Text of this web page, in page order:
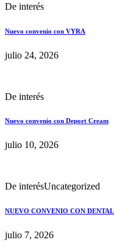
De interés
Nuevo convenio con VYRA
julio 24, 2026
De interés
Nuevo convenio con Deport Cream
julio 10, 2026
De interésUncategorized
NUEVO CONVENIO CON
julio 7, 2026